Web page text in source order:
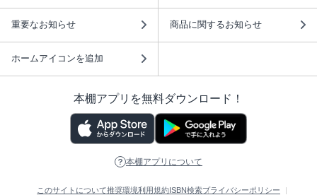
重要なお知らせ 商品に関するお知らせ
ホームアイコンを追加
本棚アプリを無料ダウンロード！
本棚アプリについて
このサイトについて推奨環境利用規約 ISBN検索プライバシーポリシー